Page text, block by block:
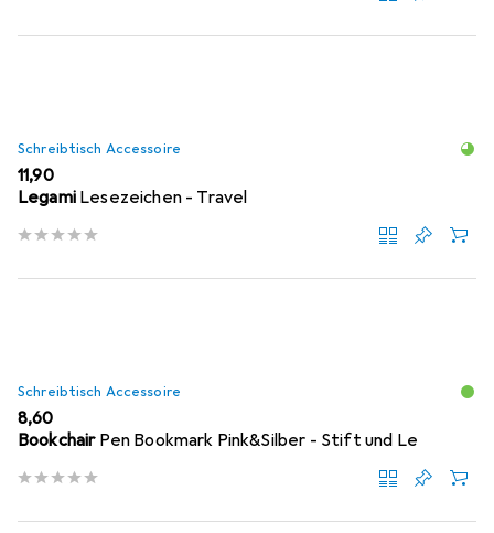
Schreibtisch Accessoire
EUR
11,90
Legami Lesezeichen - Travel
Schreibtisch Accessoire
EUR
8,60
Bookchair Pen Bookmark Pink&Silber - Stift und Le